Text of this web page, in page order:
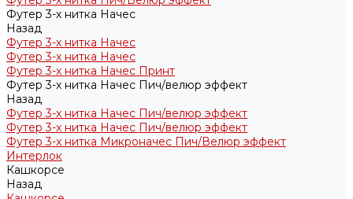
Футер 3-х нитка Начес
Назад
Футер 3-х нитка Начес
Футер 3-х нитка Начес
Футер 3-х нитка Начес Принт
Футер 3-х нитка Начес Пич/велюр эффект
Назад
Футер 3-х нитка Начес Пич/велюр эффект
Футер 3-х нитка Начес Пич/велюр эффект
Футер 3-х нитка Микроначес Пич/Велюр эффект
Интерлок
Кашкорсе
Назад